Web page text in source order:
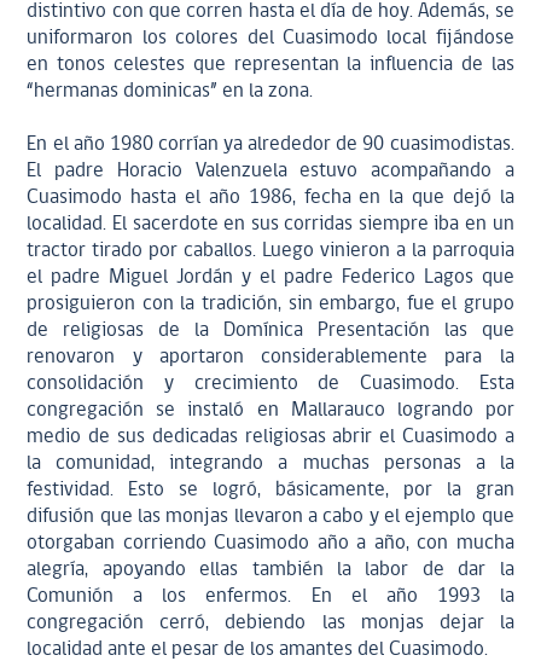
distintivo con que corren hasta el día de hoy. Además, se
uniformaron los colores del Cuasimodo local fijándose
en tonos celestes que representan la influencia de las
“hermanas dominicas” en la zona.
En el año 1980 corrían ya alrededor de 90 cuasimodistas.
El padre Horacio Valenzuela estuvo acompañando a
Cuasimodo hasta el año 1986, fecha en la que dejó la
localidad. El sacerdote en sus corridas siempre iba en un
tractor tirado por caballos. Luego vinieron a la parroquia
el padre Miguel Jordán y el padre Federico Lagos que
prosiguieron con la tradición, sin embargo, fue el grupo
de religiosas de la Domínica Presentación las que
renovaron y aportaron considerablemente para la
consolidación y crecimiento de Cuasimodo. Esta
congregación se instaló en Mallarauco logrando por
medio de sus dedicadas religiosas abrir el Cuasimodo a
la comunidad, integrando a muchas personas a la
festividad. Esto se logró, básicamente, por la gran
difusión que las monjas llevaron a cabo y el ejemplo que
otorgaban corriendo Cuasimodo año a año, con mucha
alegría, apoyando ellas también la labor de dar la
Comunión a los enfermos. En el año 1993 la
congregación cerró, debiendo las monjas dejar la
localidad ante el pesar de los amantes del Cuasimodo.